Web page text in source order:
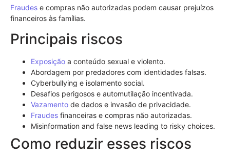
Fraudes e compras não autorizadas podem causar prejuízos
financeiros às famílias.
Principais riscos
Exposição a conteúdo sexual e violento.
Abordagem por predadores com identidades falsas.
Cyberbullying e isolamento social.
Desafios perigosos e automutilação incentivada.
Vazamento de dados e invasão de privacidade.
Fraudes financeiras e compras não autorizadas.
Misinformation and false news leading to risky choices.
Como reduzir esses riscos